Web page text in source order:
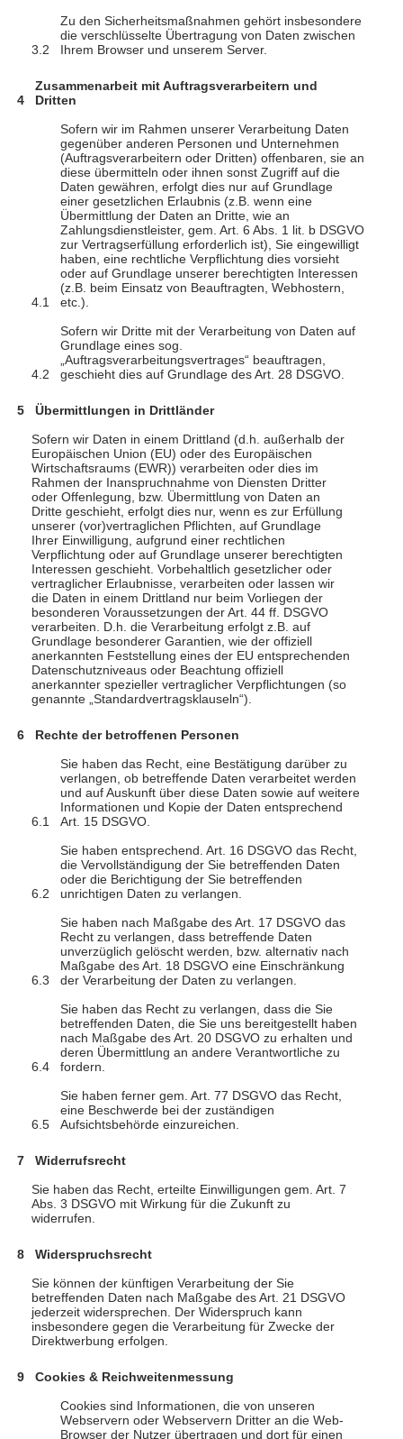
Zu den Sicherheitsmaßnahmen gehört insbesondere
die verschlüsselte Übertragung von Daten zwischen
Ihrem Browser und unserem Server.
Zusammenarbeit mit Auftragsverarbeitern und
Dritten
Sofern wir im Rahmen unserer Verarbeitung Daten
gegenüber anderen Personen und Unternehmen
(Auftragsverarbeitern oder Dritten) offenbaren, sie an
diese übermitteln oder ihnen sonst Zugriff auf die
Daten gewähren, erfolgt dies nur auf Grundlage
einer gesetzlichen Erlaubnis (z.B. wenn eine
Übermittlung der Daten an Dritte, wie an
Zahlungsdienstleister, gem. Art. 6 Abs. 1 lit. b DSGVO
zur Vertragserfüllung erforderlich ist), Sie eingewilligt
haben, eine rechtliche Verpflichtung dies vorsieht
oder auf Grundlage unserer berechtigten Interessen
(z.B. beim Einsatz von Beauftragten, Webhostern,
etc.).
Sofern wir Dritte mit der Verarbeitung von Daten auf
Grundlage eines sog.
„Auftragsverarbeitungsvertrages“ beauftragen,
geschieht dies auf Grundlage des Art. 28 DSGVO.
Übermittlungen in Drittländer
Sofern wir Daten in einem Drittland (d.h. außerhalb der
Europäischen Union (EU) oder des Europäischen
Wirtschaftsraums (EWR)) verarbeiten oder dies im
Rahmen der Inanspruchnahme von Diensten Dritter
oder Offenlegung, bzw. Übermittlung von Daten an
Dritte geschieht, erfolgt dies nur, wenn es zur Erfüllung
unserer (vor)vertraglichen Pflichten, auf Grundlage
Ihrer Einwilligung, aufgrund einer rechtlichen
Verpflichtung oder auf Grundlage unserer berechtigten
Interessen geschieht. Vorbehaltlich gesetzlicher oder
vertraglicher Erlaubnisse, verarbeiten oder lassen wir
die Daten in einem Drittland nur beim Vorliegen der
besonderen Voraussetzungen der Art. 44 ff. DSGVO
verarbeiten. D.h. die Verarbeitung erfolgt z.B. auf
Grundlage besonderer Garantien, wie der offiziell
anerkannten Feststellung eines der EU entsprechenden
Datenschutzniveaus oder Beachtung offiziell
anerkannter spezieller vertraglicher Verpflichtungen (so
genannte „Standardvertragsklauseln“).
Rechte der betroffenen Personen
Sie haben das Recht, eine Bestätigung darüber zu
verlangen, ob betreffende Daten verarbeitet werden
und auf Auskunft über diese Daten sowie auf weitere
Informationen und Kopie der Daten entsprechend
Art. 15 DSGVO.
Sie haben entsprechend. Art. 16 DSGVO das Recht,
die Vervollständigung der Sie betreffenden Daten
oder die Berichtigung der Sie betreffenden
unrichtigen Daten zu verlangen.
Sie haben nach Maßgabe des Art. 17 DSGVO das
Recht zu verlangen, dass betreffende Daten
unverzüglich gelöscht werden, bzw. alternativ nach
Maßgabe des Art. 18 DSGVO eine Einschränkung
der Verarbeitung der Daten zu verlangen.
Sie haben das Recht zu verlangen, dass die Sie
betreffenden Daten, die Sie uns bereitgestellt haben
nach Maßgabe des Art. 20 DSGVO zu erhalten und
deren Übermittlung an andere Verantwortliche zu
fordern.
Sie haben ferner gem. Art. 77 DSGVO das Recht,
eine Beschwerde bei der zuständigen
Aufsichtsbehörde einzureichen.
Widerrufsrecht
Sie haben das Recht, erteilte Einwilligungen gem. Art. 7
Abs. 3 DSGVO mit Wirkung für die Zukunft zu
widerrufen.
Widerspruchsrecht
Sie können der künftigen Verarbeitung der Sie
betreffenden Daten nach Maßgabe des Art. 21 DSGVO
jederzeit widersprechen. Der Widerspruch kann
insbesondere gegen die Verarbeitung für Zwecke der
Direktwerbung erfolgen.
Cookies & Reichweitenmessung
Cookies sind Informationen, die von unseren
Webservern oder Webservern Dritter an die Web-
Browser der Nutzer übertragen und dort für einen